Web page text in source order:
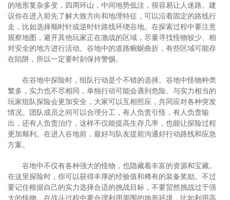
的地形复杂多变，四周环山，中间地势低洼，很容易让人迷路。建
议你在进入前先了解大致方向和地理特征，可以沿着固定的路线行
走，比如选择顺时针或逆时针路线环绕谷地。在探索过程中要注意
观察地图，避开其他玩家正在激战的区域，尽量寻找怪物较少、相
对安全的地方进行活动。谷地中的道路蜿蜒曲折，有些区域可能存
在陷阱，所以一定要时刻保持警惕。
在谷地中探险时，组队行动是个不错的选择。谷地中怪物种类
繁多，实力也不尽相同，单独行动可能会遇到危险。与实力相当的
玩家组队探险会更加安全，大家可以互相照应，共同应对各种突发
情况。团队成员之间可以合理分工，有人负责引怪，有人负责输
出，还有人负责治疗，这样不仅能提高生存几率，也能让探险过程
更加顺利。在进入谷地前，最好与队友提前沟通好行动路线和应急
方案。
谷地中不仅有各种强大的怪物，也隐藏着丰富的资源和宝藏。
在这里探险时，你可以获得丰厚的经验值和稀有的装备奖励。不过
要记住根据自己的实力选择合适的挑战目标，不要贸然挑战过于强
大的怪物。在战斗过程中要合理利用周围的地形环境，比如利用高